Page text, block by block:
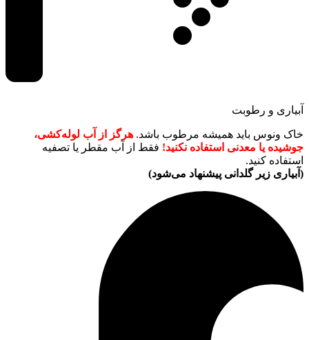
آبیاری و رطوبت
خاک ونوس باید همیشه مرطوب باشد. هرگز از آب لوله‌کشی،
جوشیده یا معدنی استفاده نکنید! فقط از آب مقطر یا تصفیه
استفاده کنید.
(آبیاری زیر گلدانی پیشنهاد می‌شود)